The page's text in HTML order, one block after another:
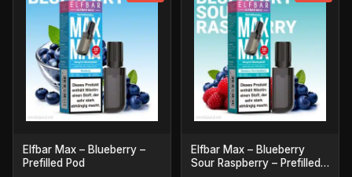
Elfbar Max – Blueberry –
Prefilled Pod
Elfbar Max – Blueberry
Sour Raspberry – Prefilled